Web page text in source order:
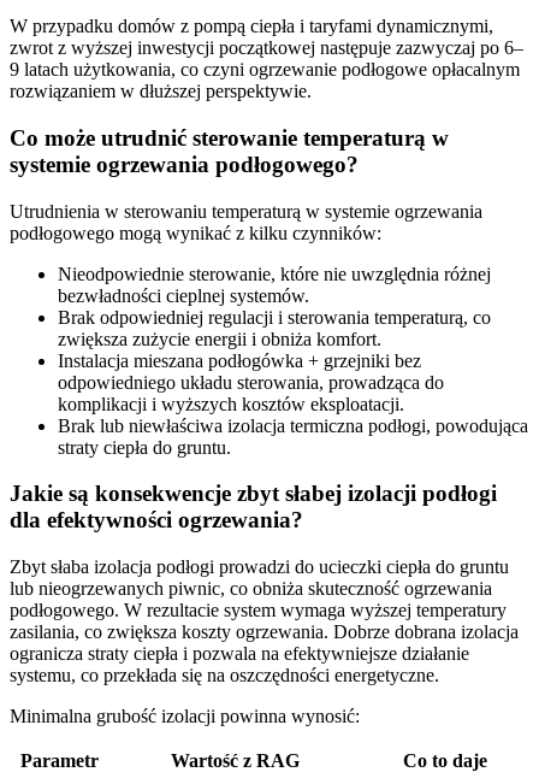
W przypadku domów z pompą ciepła i taryfami dynamicznymi,
zwrot z wyższej inwestycji początkowej następuje zazwyczaj po 6–
9 latach użytkowania, co czyni ogrzewanie podłogowe opłacalnym
rozwiązaniem w dłuższej perspektywie.
Co może utrudnić sterowanie temperaturą w
systemie ogrzewania podłogowego?
Utrudnienia w sterowaniu temperaturą w systemie ogrzewania
podłogowego mogą wynikać z kilku czynników:
Nieodpowiednie sterowanie, które nie uwzględnia różnej
bezwładności cieplnej systemów.
Brak odpowiedniej regulacji i sterowania temperaturą, co
zwiększa zużycie energii i obniża komfort.
Instalacja mieszana podłogówka + grzejniki bez
odpowiedniego układu sterowania, prowadząca do
komplikacji i wyższych kosztów eksploatacji.
Brak lub niewłaściwa izolacja termiczna podłogi, powodująca
straty ciepła do gruntu.
Jakie są konsekwencje zbyt słabej izolacji podłogi
dla efektywności ogrzewania?
Zbyt słaba izolacja podłogi prowadzi do ucieczki ciepła do gruntu
lub nieogrzewanych piwnic, co obniża skuteczność ogrzewania
podłogowego. W rezultacie system wymaga wyższej temperatury
zasilania, co zwiększa koszty ogrzewania. Dobrze dobrana izolacja
ogranicza straty ciepła i pozwala na efektywniejsze działanie
systemu, co przekłada się na oszczędności energetyczne.
Minimalna grubość izolacji powinna wynosić:
Parametr Wartość z RAG
Co to daje